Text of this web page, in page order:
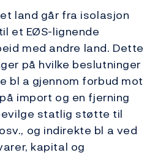
land går fra isolasjon
et EØS-lignende
med andre land. Dette
på hvilke beslutninger
bl a gjennom forbud mot
import og en fjerning
statlig støtte til
og indirekte bl a ved
kapital og